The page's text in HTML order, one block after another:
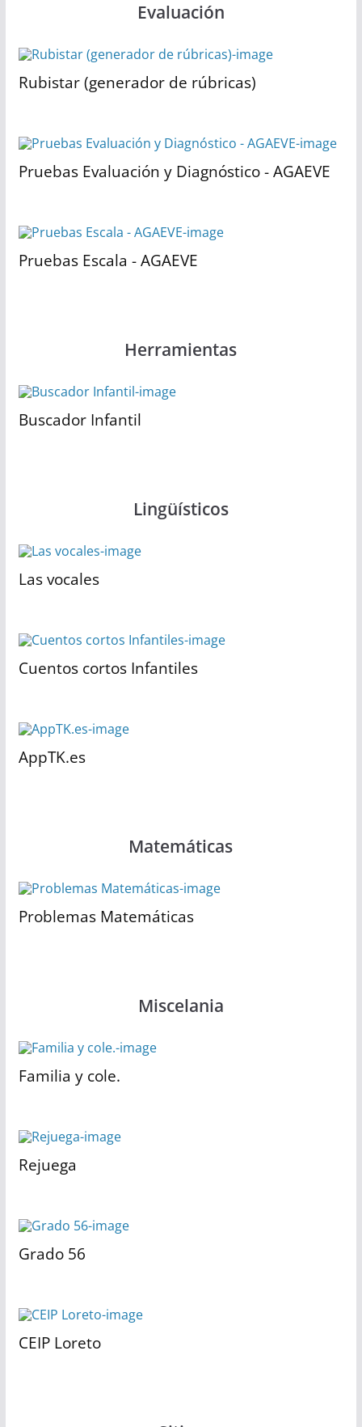
Evaluación
Rubistar (generador de rúbricas)
Pruebas Evaluación y Diagnóstico - AGAEVE
Pruebas Escala - AGAEVE
Herramientas
Buscador Infantil
Lingüísticos
Las vocales
Cuentos cortos Infantiles
AppTK.es
Matemáticas
Problemas Matemáticas
Miscelania
Familia y cole.
Rejuega
Grado 56
CEIP Loreto